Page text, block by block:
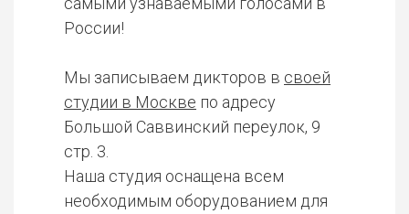
России!
Мы записываем дикторов в своей
студии в Москве по адресу
Большой Саввинский переулок, 9
стр. 3.
Наша студия оснащена всем
необходимым оборудованием для